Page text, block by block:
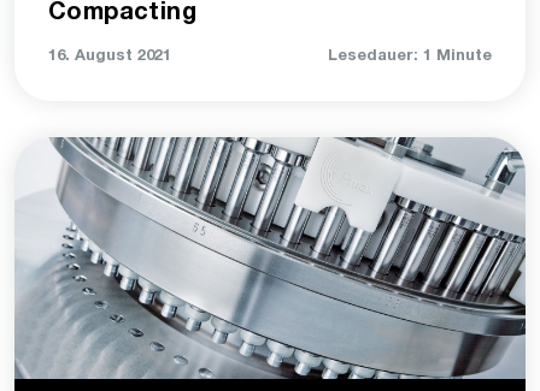
Compacting
16. August 2021 Lesedauer: 1 Minute